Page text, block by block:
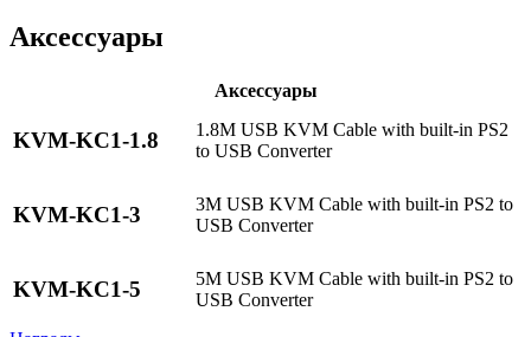
Аксессуары
Аксессуары
KVM-KC1-1.8
1.8M USB KVM Cable with built-in PS2
to USB Converter
KVM-KC1-3
3M USB KVM Cable with built-in PS2 to
USB Converter
KVM-KC1-5
5M USB KVM Cable with built-in PS2 to
USB Converter